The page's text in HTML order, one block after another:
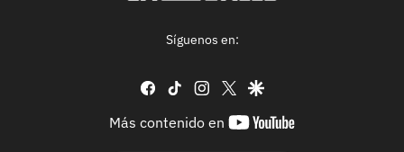
Síguenos en:
facebook
tiktok instagram
twittergoogle
Más contenido en
youtube-